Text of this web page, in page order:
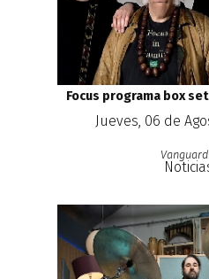
Focus programa box
Jueves, 06 de